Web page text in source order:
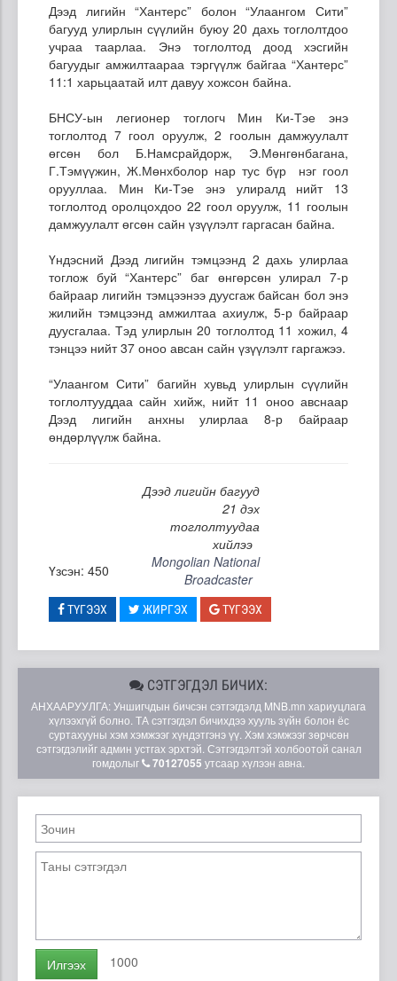
Дээд лигийн “Хантерс” болон “Улаангом Сити”
багууд улирлын сүүлийн буюу 20 дахь тоглолтдоо
учраа таарлаа. Энэ тоглолтод доод хэсгийн
багуудыг амжилтаараа тэргүүлж байгаа “Хантерс”
11:1 харьцаатай илт давуу хожсон байна.
БНСУ-ын легионер тоглогч Мин Ки-Тэе энэ
тоглолтод 7 гоол оруулж, 2 гоолын дамжуулалт
өгсөн бол Б.Намсрайдорж, Э.Мөнгөнбагана,
Г.Тэмүүжин, Ж.Мөнхболор нар тус бүр нэг гоол
орууллаа. Мин Ки-Тэе энэ улиралд нийт 13
тоглолтод оролцохдоо 22 гоол оруулж, 11 гоолын
дамжуулалт өгсөн сайн үзүүлэлт гаргасан байна.
Үндэсний Дээд лигийн тэмцээнд 2 дахь улирлаа
тоглож буй “Хантерс” баг өнгөрсөн улирал 7-р
байраар лигийн тэмцээнээ дуусгаж байсан бол энэ
жилийн тэмцээнд амжилтаа ахиулж, 5-р байраар
дуусгалаа. Тэд улирлын 20 тоглолтод 11 хожил, 4
тэнцээ нийт 37 оноо авсан сайн үзүүлэлт гаргажээ.
“Улаангом Сити” багийн хувьд улирлын сүүлийн
тоглолтууддаа сайн хийж, нийт 11 оноо авснаар
Дээд лигийн анхны улирлаа 8-р байраар
өндөрлүүлж байна.
Дээд лигийн багууд
21 дэх
тоглолтуудаа
хийлээ
Үзсэн: 450
Mongolian National
Broadcaster
ТҮГЭЭХ ЖИРГЭХ ТҮГЭЭХ
СЭТГЭГДЭЛ БИЧИХ:
АНХААРУУЛГА: Уншигчдын бичсэн сэтгэгдэлд MNB.mn хариуцлага
хүлээхгүй болно. ТА сэтгэгдэл бичихдээ хууль зүйн болон ёс
суртахууны хэм хэмжээг хүндэтгэнэ үү. Хэм хэмжээг зөрчсөн
сэтгэгдэлийг админ устгах эрхтэй. Сэтгэгдэлтэй холбоотой санал
гомдолыг
70127055 утсаар хүлээн авна.
Илгээх 1000